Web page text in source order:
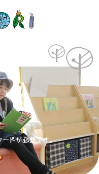
ードが必要です。